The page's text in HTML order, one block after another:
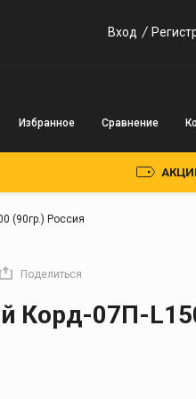
Вход
Избранное Сравнение
устройства
Трансформаторного
(90гр.) Россия
Поделиться
Корд-07П-